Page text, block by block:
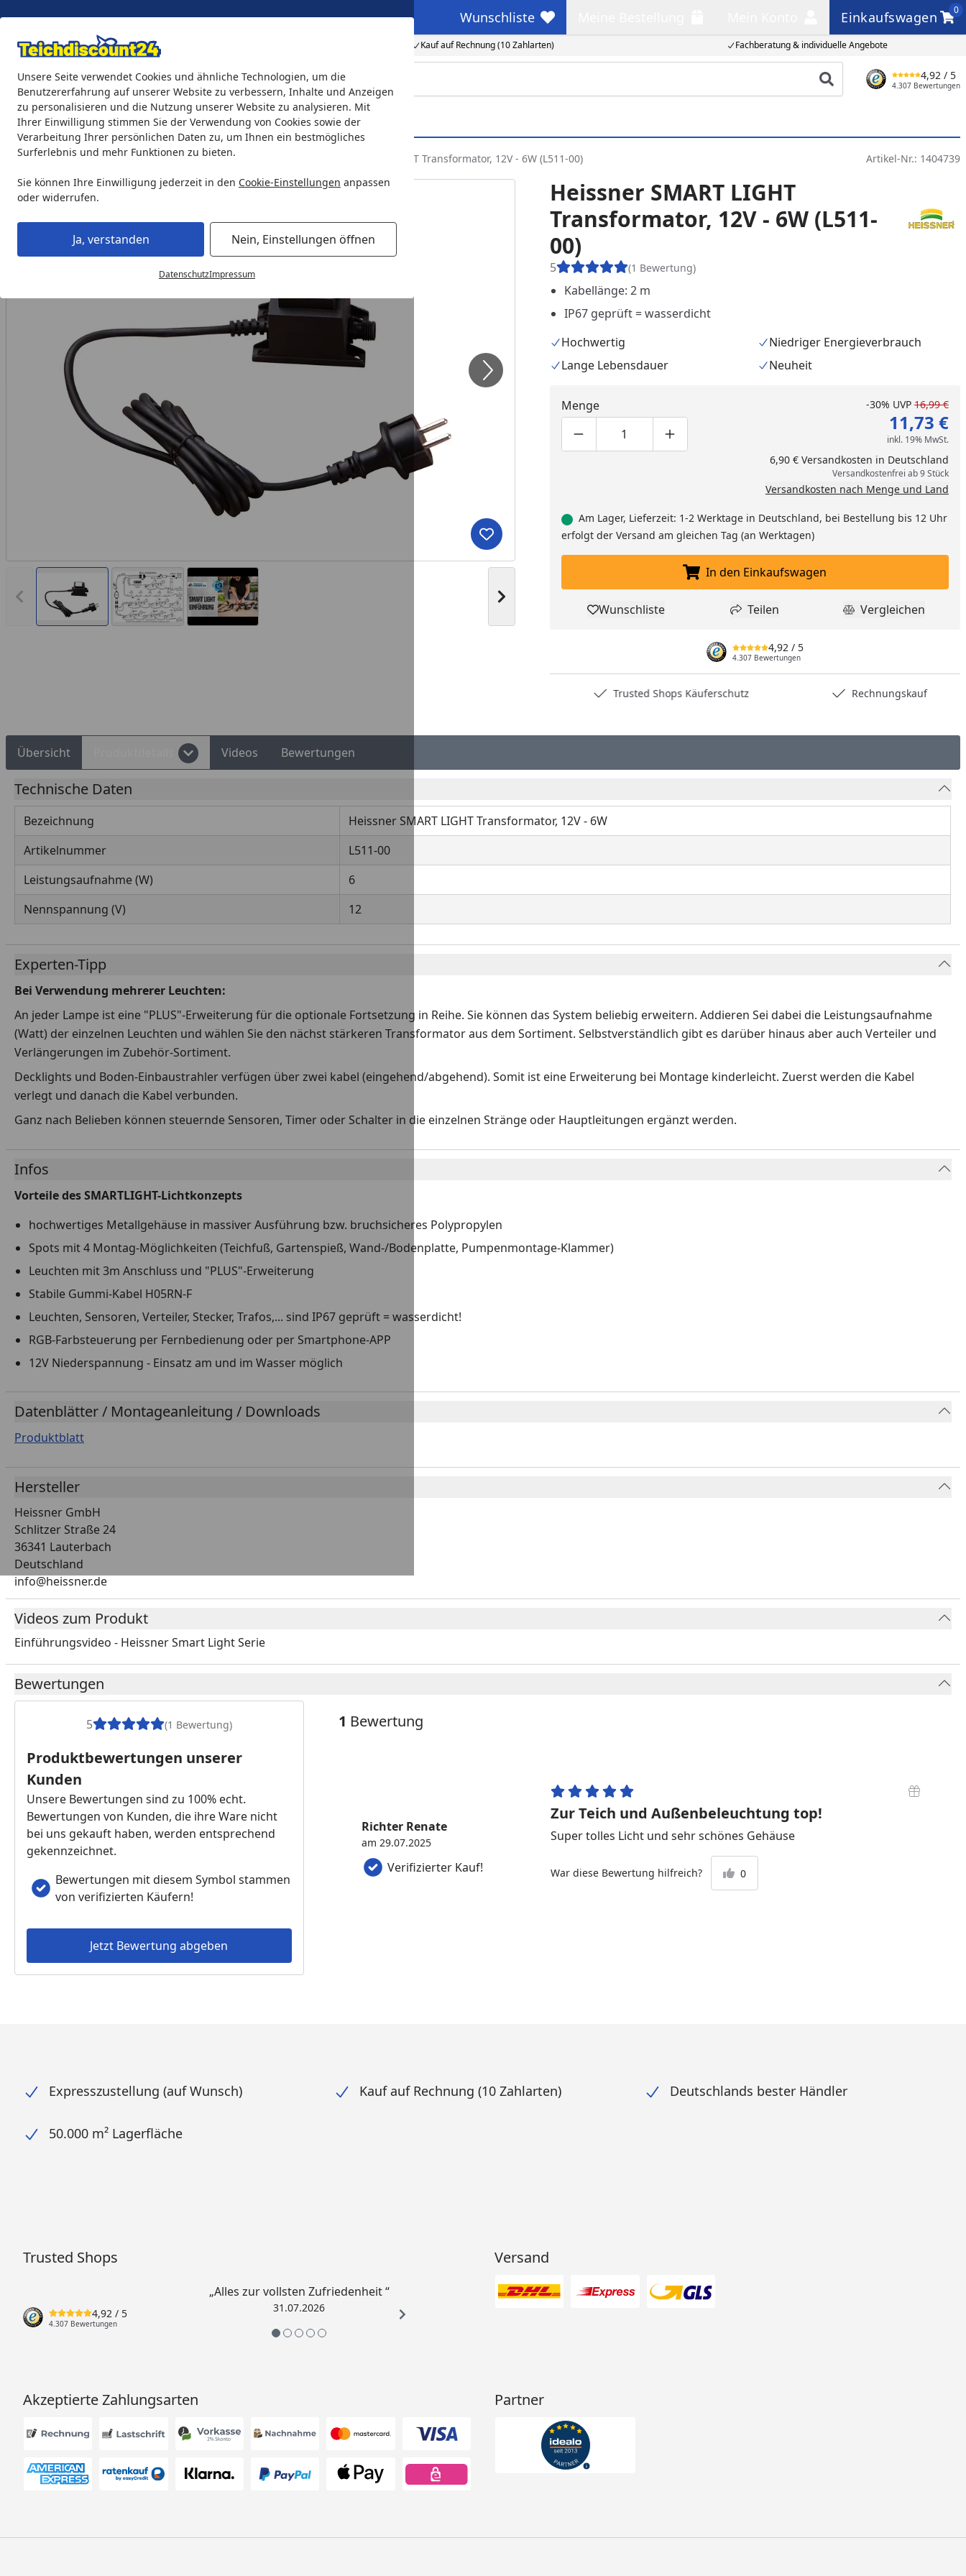
Unsere Seite verwendet Cookies und ähnliche Technologien, um die
Benutzererfahrung auf unserer Website zu verbessern, Inhalte und Anzeigen
zu personalisieren und die Nutzung unserer Website zu analysieren. Mit
Ihrer Einwilligung stimmen Sie der Verwendung von Cookies sowie der
Verarbeitung Ihrer persönlichen Daten zu, um Ihnen ein bestmögliches
Surferlebnis und mehr Funktionen zu bieten.
Sie können Ihre Einwilligung jederzeit in den Cookie-Einstellungen anpassen
oder widerrufen.
Ja, verstanden Nein, Einstellungen öffnen
DatenschutzImpressum
Eigene Montage-Teams Kauf auf Rechnung (10 Zahlarten) Fachberatung & individuelle Angebote
Wunschliste
Wunschliste Einkaufswagen
0
Einkaufswagen
Produkt suchen
4,92 / 5
4.307 Bewertungen
Teichprodukte Aquaristik Söll Teichpflege & Fischfutter
Teichprodukte Teichbeleuchtung LED-Beleuchtung Heissner SMART LIGHT Transformator, 12V - 6W (L511-00) Artikel-Nr.: 1404739
Vorheriges Bild anzeigen Nächstes Bild anzeigen
Produkt zur Wunschliste hinzufügen
Heissner SMART LIGHT
Transformator, 12V - 6W (L511-
00)
5 (1 Bewertung)
Kabellänge: 2 m
IP67 geprüft = wasserdicht
Hochwertig
Niedriger Energieverbrauch
Lange Lebensdauer
Neuheit
Menge
Produktmenge um eins verringern
Produktmenge manuell eingeben
Produktmenge um eins erhöhen
-30% UVP 16,99 €
11,73 €
inkl. 19% MwSt.
6,90 € Versandkosten in Deutschland
Versandkostenfrei ab 9 Stück
Versandkosten nach Menge und Land
Am Lager, Lieferzeit: 1-2 Werktage in Deutschland, bei Bestellung bis 12 Uhr
erfolgt der Versand am gleichen Tag (an Werktagen)
In den Einkaufswagen legen
In den Einkaufswagen
Produkt zur Wunschliste hinzufügen
Wunschliste Teilen
Teilen Produkt
Vergleichen
4,92 / 5
4.307 Bewertungen
Trusted Shops Käuferschutz Rechnungskauf
Übersicht Videos Bewertungen
Technische Daten
Bezeichnung
Heissner SMART LIGHT Transformator, 12V - 6W
Artikelnummer
L511-00
Leistungsaufnahme (W)
6
Nennspannung (V)
12
Experten-Tipp
Bei Verwendung mehrerer Leuchten:
An jeder Lampe ist eine "PLUS"-Erweiterung für die optionale Fortsetzung in Reihe. Sie können das System beliebig erweitern. Addieren Sei dabei die Leistungsaufnahme
(Watt) der einzelnen Leuchten und wählen Sie den nächst stärkeren Transformator aus dem Sortiment. Selbstverständlich gibt es darüber hinaus aber auch Verteiler und
Verlängerungen im Zubehör-Sortiment.
Decklights und Boden-Einbaustrahler verfügen über zwei kabel (eingehend/abgehend). Somit ist eine Erweiterung bei Montage kinderleicht. Zuerst werden die Kabel
verlegt und danach die Kabel verbunden.
Ganz nach Belieben können steuernde Sensoren, Timer oder Schalter in die einzelnen Stränge oder Hauptleitungen ergänzt werden.
Infos
Vorteile des SMARTLIGHT-Lichtkonzepts
hochwertiges Metallgehäuse in massiver Ausführung bzw. bruchsicheres Polypropylen
Spots mit 4 Montag-Möglichkeiten (Teichfuß, Gartenspieß, Wand-/Bodenplatte, Pumpenmontage-Klammer)
Leuchten mit 3m Anschluss und "PLUS"-Erweiterung
Stabile Gummi-Kabel H05RN-F
Leuchten, Sensoren, Verteiler, Stecker, Trafos,... sind IP67 geprüft = wasserdicht!
RGB-Farbsteuerung per Fernbedienung oder per Smartphone-APP
12V Niederspannung - Einsatz am und im Wasser möglich
Datenblätter / Montageanleitung / Downloads
Produktblatt
Hersteller
Heissner GmbH
Schlitzer Straße 24
36341 Lauterbach
Deutschland
info@heissner.de
Videos zum Produkt
Einführungsvideo - Heissner Smart Light Serie
Youtube-Video
Bewertungen
5 (1 Bewertung)
Produktbewertungen unserer
Kunden
Unsere Bewertungen sind zu 100% echt.
Bewertungen von Kunden, die ihre Ware nicht
bei uns gekauft haben, werden entsprechend
gekennzeichnet.
Bewertungen mit diesem Symbol stammen
von verifizierten Käufern!
Jetzt Bewertung abgeben
1 Bewertung
Verifizierter Kauf!
Richter Renate
am 29.07.2025
Zur Teich und Außenbeleuchtung top!
Super tolles Licht und sehr schönes Gehäuse
War diese Bewertung hilfreich? 0
Expresszustellung (auf Wunsch) Kauf auf Rechnung (10 Zahlarten) Deutschlands bester Händler
50.000 m² Lagerfläche
Trusted Shops
4,92 / 5
4.307 Bewertungen
„Alles zur vollsten Zufriedenheit “
31.07.2026
Versand
Akzeptierte Zahlungsarten Partner